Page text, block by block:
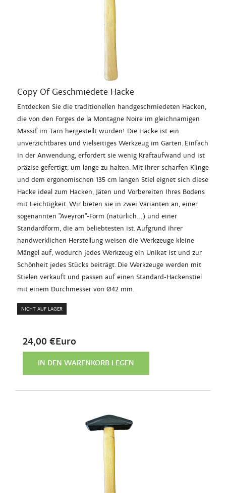
Copy Of Geschmiedete Hacke
Entdecken Sie die traditionellen handgeschmiedeten Hacken,
die von den Forges de la Montagne Noire im gleichnamigen
Massif im Tarn hergestellt wurden! Die Hacke ist ein
unverzichtbares und vielseitiges Werkzeug im Garten. Einfach
in der Anwendung, erfordert sie wenig Kraftaufwand und ist
präzise gefertigt, um lange zu halten. Mit ihrer scharfen Klinge
und dem ergonomischen 135 cm langen Stiel eignet sich diese
Hacke ideal zum Hacken, Jäten und Vorbereiten Ihres Bodens
mit Leichtigkeit. Wir bieten sie in zwei Varianten an, einer
sogenannten "Aveyron"-Form (natürlich...) und einer
Standardform, die am beliebtesten ist. Aufgrund ihrer
handwerklichen Herstellung weisen die Werkzeuge kleine
Mängel auf, wodurch jedes Werkzeug ein Unikat ist und zur
Schönheit jedes Stücks beiträgt. Die Werkzeuge werden mit
Stielen verkauft und passen auf einen Standard-Hackenstiel
mit einem Durchmesser von Ø42 mm.
NICHT AUF LAGER
24,00 €Euro
IN DEN WARENKORB LEGEN